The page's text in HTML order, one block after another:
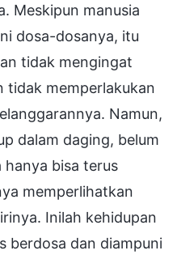
Meskipun manusia
dosa-dosanya, itu
tidak mengingat
tidak memperlakukan
Namun,
dalam daging, belum
hanya bisa terus
memperlihatkan
Inilah kehidupan
berdosa dan diampuni